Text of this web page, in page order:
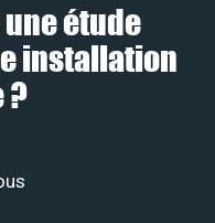
étude
installation
?